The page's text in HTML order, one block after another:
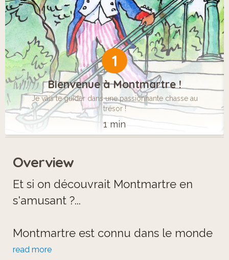
1
Bienvenue à Montmartre !
Je vais te guider dans une passionnante chasse au
trésor !
1 min
Overview
Et si on découvrait Montmartre en
s'amusant ?...
Montmartre est connu dans le monde
entier, pour son fameux Sacré Coeur,
read more